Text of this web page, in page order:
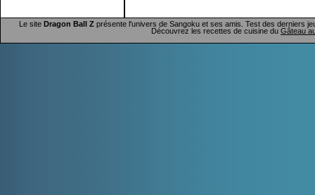
Le site Dragon Ball Zprésente l'univers de Sangoku et ses amis. Test des derniers
Découvrez les recettes de cuisine du Gâteau